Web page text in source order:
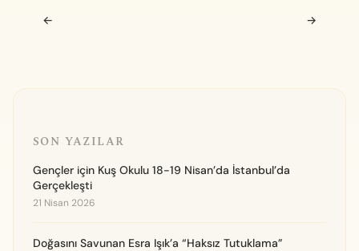
Navigasyon sonrası
← →
SON YAZILAR
Gençler için Kuş Okulu 18-19 Nisan’da İstanbul’da
Gerçekleşti
21 Nisan 2026
Doğasını Savunan Esra Işık’a “Haksız Tutuklama”